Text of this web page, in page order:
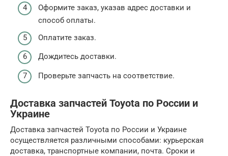
Оформите заказ, указав адрес доставки и
способ оплаты.
Оплатите заказ.
Дождитесь доставки.
Проверьте запчасть на соответствие.
Доставка запчастей Toyota по России и
Украине
Доставка запчастей Toyota по России и Украине
осуществляется различными способами: курьерская
доставка, транспортные компании, почта. Сроки и